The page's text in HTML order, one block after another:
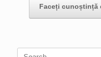
Faceți cunoștință
Search